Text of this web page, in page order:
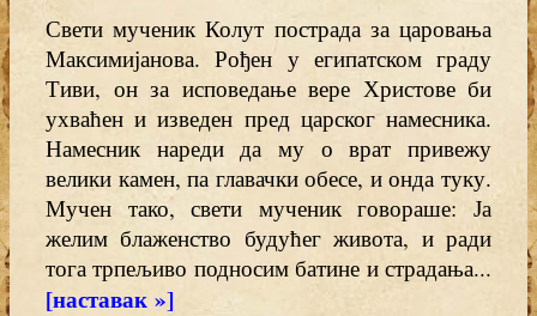
Свети мученик Колут пострада за царовања
Максимијанова. Рођен у египатском граду
Тиви, он за исповедање вере Христове би
ухваћен и изведен пред царског намесника.
Намесник нареди да му о врат привежу
велики камен, па главачки обесе, и онда туку.
Мучен тако, свети мученик говораше: Ја
желим блаженство будућег живота, и ради
тога трпељиво подносим батине и страдања...
[наставак »]